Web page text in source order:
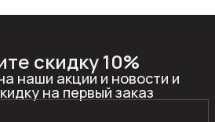
скидку 10%
наши акции и новости и
на первый заказ